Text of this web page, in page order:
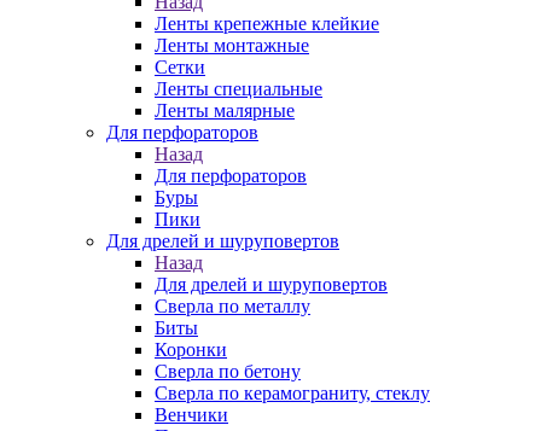
Ленты крепежные клейкие
Ленты монтажные
Сетки
Ленты специальные
Ленты малярные
Для перфораторов
Назад
Для перфораторов
Буры
Пики
Для дрелей и шуруповертов
Назад
Для дрелей и шуруповертов
Сверла по металлу
Биты
Коронки
Сверла по бетону
Сверла по керамограниту, стеклу
Венчики